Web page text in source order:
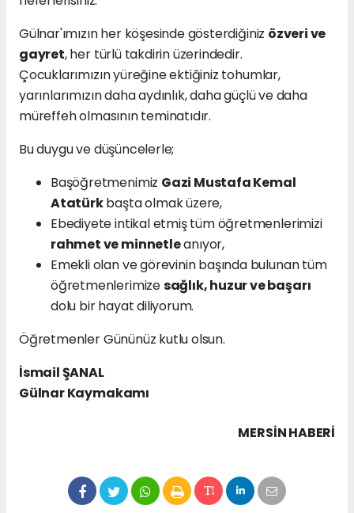
Gülnar'ımızın her köşesinde gösterdiğiniz özveri ve
gayret, her türlü takdirin üzerindedir.
Çocuklarımızın yüreğine ektiğiniz tohumlar,
yarınlarımızın daha aydınlık, daha güçlü ve daha
müreffeh olmasının teminatıdır.
Bu duygu ve düşüncelerle;
Başöğretmenimiz Gazi Mustafa Kemal
Atatürkbaşta olmak üzere,
Ebediyete intikal etmiş tüm öğretmenlerimizi
rahmet ve minnetleanıyor,
Emekli olan ve görevinin başında bulunan tüm
öğretmenlerimizesağlık, huzur ve başarı
dolu bir hayat diliyorum.
Öğretmenler Gününüz kutlu olsun.
İsmail ŞANAL
Gülnar Kaymakamı
MERSIN HABERİ